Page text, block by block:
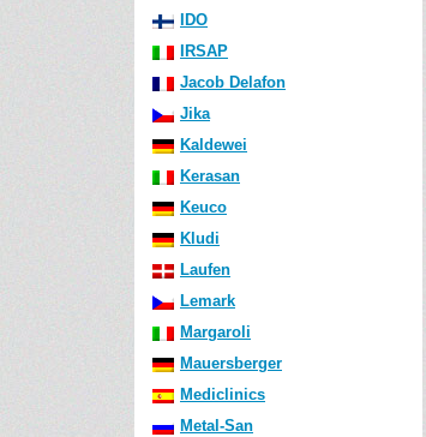
IDO
IRSAP
Jacob Delafon
Jika
Kaldewei
Kerasan
Keuco
Kludi
Laufen
Lemark
Margaroli
Mauersberger
Mediclinics
Metal-San